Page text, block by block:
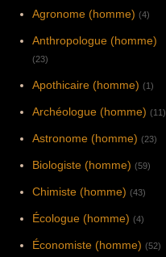
Agronome (homme) (4)
Anthropologue (homme)
(23)
Apothicaire (homme) (1)
Archéologue (homme) (11)
Astronome (homme) (23)
Biologiste (homme) (59)
Chimiste (homme) (43)
Écologue (homme) (4)
Économiste (homme) (52)